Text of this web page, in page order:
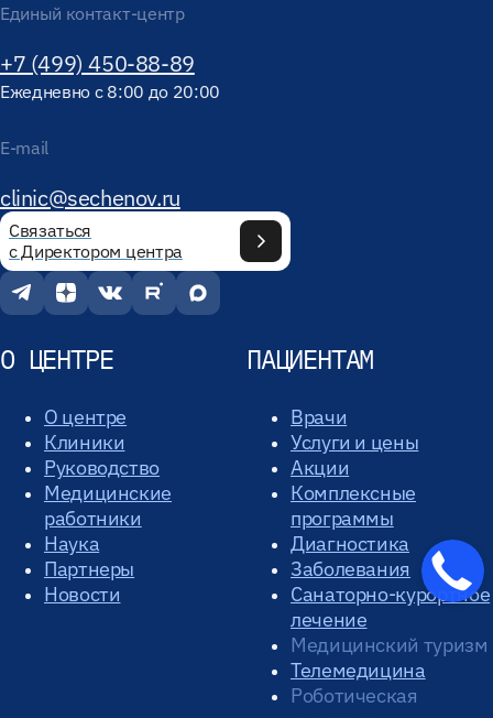
Единый контакт-центр
+7 (499) 450-88-89
Ежедневно с 8:00 до 20:00
E-mail
clinic@sechenov.ru
Связаться
с Директором центра
О ЦЕНТРЕ
О центре
Клиники
Руководство
Медицинские
работники
Наука
Партнеры
Новости
ПАЦИЕНТАМ
Врачи
Услуги и цены
Акции
Комплексные
программы
Диагностика
Заболевания
Санаторно-курортное
лечение
Медицинский туризм
Телемедицина
Роботическая